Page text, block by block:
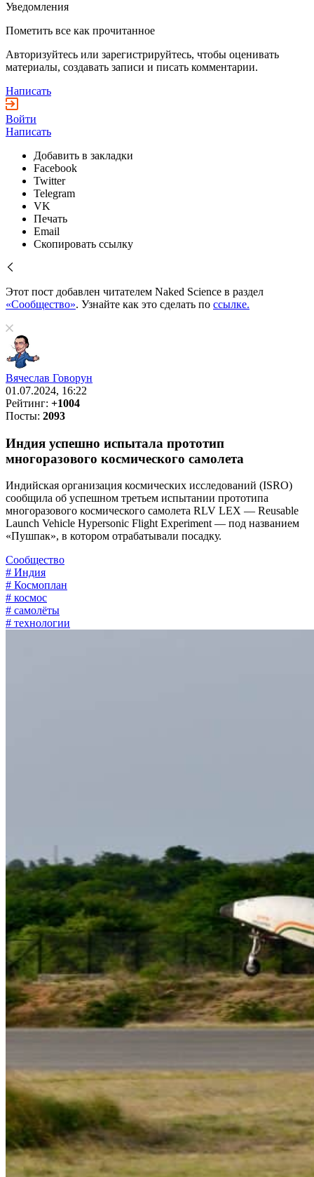
Уведомления
Пометить все как прочитанное
Авторизуйтесь или зарегистрируйтесь, чтобы оценивать
материалы, создавать записи и писать комментарии.
Написать
Войти
Написать
Добавить в закладки
Facebook
Twitter
Telegram
VK
Печать
Email
Скопировать ссылку
Этот пост добавлен читателем Naked Science в раздел
«Сообщество». Узнайте как это сделать по ссылке.
Вячеслав Говорун
01.07.2024, 16:22
Рейтинг: +1004
Посты: 2093
Индия успешно испытала прототип
многоразового космического самолета
Индийская организация космических исследований (ISRO)
сообщила об успешном третьем испытании прототипа
многоразового космического самолета RLV LEX — Reusable
Launch Vehicle Hypersonic Flight Experiment — под названием
«Пушпак», в котором отрабатывали посадку.
Сообщество
# Индия
# Космоплан
# космос
# самолёты
# технологии